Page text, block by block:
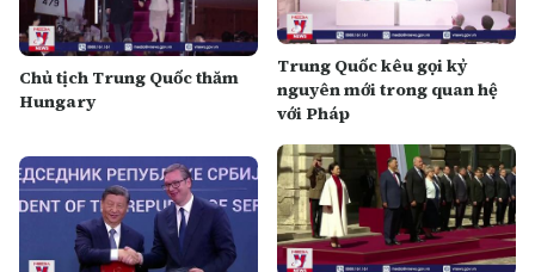
Chủ tịch Trung Quốc thăm
Hungary
Trung Quốc kêu gọi kỷ
nguyên mới trong quan hệ
với Pháp